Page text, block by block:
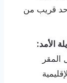
قريب من
الأمد:
عاماً يجعل المقر